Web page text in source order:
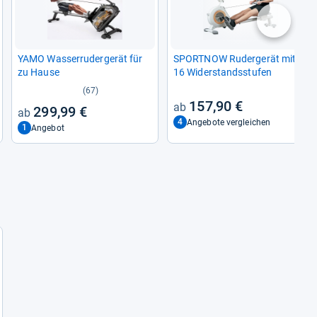
YAMO Was­ser­ru­der­ge­rät für
zu Hause
(67)
299,99 €
1 Angebot
SPORT­NOW Ruder­ge­rät mit
16 Wider­stands­stu­fen
157,90 €
4 Angebote vergleichen
nächste